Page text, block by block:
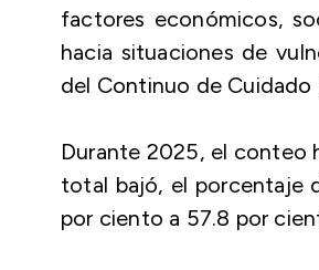
factores económicos,
hacia situaciones de
del Continuo de Cuidado
Durante 2025, el conteo
total bajó, el porcentaje
por ciento a 57.8 por